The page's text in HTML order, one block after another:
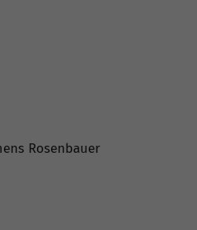
Rosenbauer